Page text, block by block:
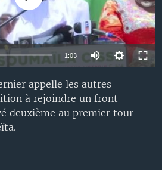
1:03
appelle les autres
à rejoindre un front
deuxième au premier tour